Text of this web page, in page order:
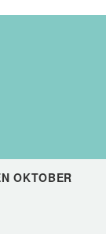
OKTOBER